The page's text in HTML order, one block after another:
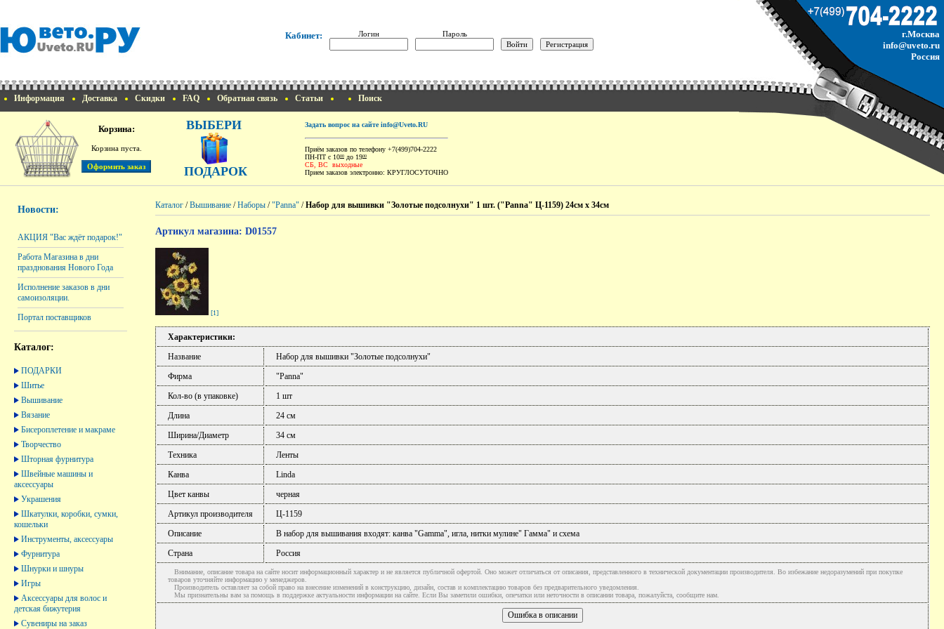
Кабинет: Логин Пароль
г.Москва
info@uveto.ru
Россия
Информация Доставка Скидки FAQ Обратная связь Статьи Поиск
Корзина:
Корзина пуста.
ВЫБЕРИ
ПОДАРОК
Задать вопрос на сайте info@Uveto.RU
Приём заказов по телефону +7(499)704-2222
ПН-ПТ с 1000 до 1900
СБ, ВС выходные
Прием заказов электронно: КРУГЛОСУТОЧНО
Новости:
АКЦИЯ "Вас ждёт подарок!"
Работа Магазина в дни
празднования Нового Года
Исполнение заказов в дни
самоизоляции.
Портал поставщиков
Каталог:
ПОДАРКИ
Шитье
Вышивание
Вязание
Бисероплетение и макраме
Творчество
Шторная фурнитура
Швейные машины и
аксессуары
Украшения
Шкатулки, коробки, сумки,
кошельки
Инструменты, аксессуары
Фурнитура
Шнурки и шнуры
Игры
Аксессуары для волос и
детская бижутерия
Сувениры на заказ
Каталог /Вышивание /Наборы /"Panna" /Набор для вышивки "Золотые подсолнухи" 1 шт. ("Panna" Ц-1159) 24см х 34см
Артикул магазина: D01557
[1]
Характеристики:
Название
Набор для вышивки "Золотые подсолнухи"
Фирма
"Panna"
Кол-во (в упаковке)
1 шт
Длина
24 см
Ширина/Диаметр
34 см
Техника
Ленты
Канва
Linda
Цвет канвы
черная
Артикул производителя
Ц-1159
Описание
В набор для вышивания входят: канва "Gamma", игла, нитки мулине" Гамма" и схема
Страна
Россия
Внимание, описание товара на сайте носит информационный характер и не является публичной офертой. Оно может отличаться от описания, представленного в технической документации производителя. Во избежание недоразумений при покупке
товаров уточняйте информацию у менеджеров.
Производитель оставляет за собой право на внесение изменений в конструкцию, дизайн, состав и комплектацию товаров без предварительного уведомления.
Мы признательны вам за помощь в поддержке актуальности информации на сайте. Если Вы заметили ошибки, опечатки или неточности в описании товара, пожалуйста, сообщите нам.